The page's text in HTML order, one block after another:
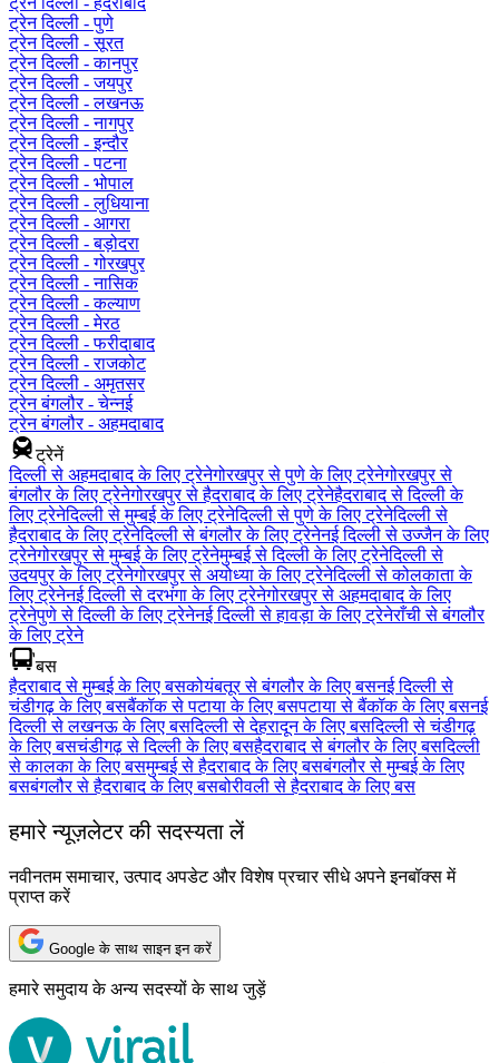
ट्रेन दिल्ली - पुणे
ट्रेन दिल्ली - सूरत
ट्रेन दिल्ली - कानपुर
ट्रेन दिल्ली - जयपुर
ट्रेन दिल्ली - लखनऊ
ट्रेन दिल्ली - नागपुर
ट्रेन दिल्ली - इन्दौर
ट्रेन दिल्ली - पटना
ट्रेन दिल्ली - भोपाल
ट्रेन दिल्ली - लुधियाना
ट्रेन दिल्ली - आगरा
ट्रेन दिल्ली - बड़ोदरा
ट्रेन दिल्ली - गोरखपुर
ट्रेन दिल्ली - नासिक
ट्रेन दिल्ली - कल्याण
ट्रेन दिल्ली - मेरठ
ट्रेन दिल्ली - फरीदाबाद
ट्रेन दिल्ली - राजकोट
ट्रेन दिल्ली - अमृतसर
ट्रेन बंगलौर - चेन्नई
ट्रेन बंगलौर - अहमदाबाद
ट्रेनें
दिल्ली से अहमदाबाद के लिए ट्रेनेगोरखपुर से पुणे के लिए ट्रेनेगोरखपुर से
बंगलौर के लिए ट्रेनेगोरखपुर से हैदराबाद के लिए ट्रेनेहैदराबाद से दिल्ली के
लिए ट्रेनेदिल्ली से मुम्बई के लिए ट्रेनेदिल्ली से पुणे के लिए ट्रेनेदिल्ली से
हैदराबाद के लिए ट्रेनेदिल्ली से बंगलौर के लिए ट्रेनेनई दिल्ली से उज्जैन के लिए
ट्रेनेगोरखपुर से मुम्बई के लिए ट्रेनेमुम्बई से दिल्ली के लिए ट्रेनेदिल्ली से
उदयपुर के लिए ट्रेनेगोरखपुर से अयोध्या के लिए ट्रेनेदिल्ली से कोलकाता के
लिए ट्रेनेनई दिल्ली से दरभंगा के लिए ट्रेनेगोरखपुर से अहमदाबाद के लिए
ट्रेनेपुणे से दिल्ली के लिए ट्रेनेनई दिल्ली से हावड़ा के लिए ट्रेनेराँची से बंगलौर
के लिए ट्रेने
बस
हैदराबाद से मुम्बई के लिए बसकोयंबतूर से बंगलौर के लिए बसनई दिल्ली से
चंडीगढ़ के लिए बसबैंकॉक से पटाया के लिए बसपटाया से बैंकॉक के लिए बसनई
दिल्ली से लखनऊ के लिए बसदिल्ली से देहरादून के लिए बसदिल्ली से चंडीगढ़
के लिए बसचंडीगढ़ से दिल्ली के लिए बसहैदराबाद से बंगलौर के लिए बसदिल्ली
से कालका के लिए बसमुम्बई से हैदराबाद के लिए बसबंगलौर से मुम्बई के लिए
बसबंगलौर से हैदराबाद के लिए बसबोरीवली से हैदराबाद के लिए बस
हमारे न्यूज़लेटर की सदस्यता लें
नवीनतम समाचार, उत्पाद अपडेट और विशेष प्रचार सीधे अपने इनबॉक्स में
प्राप्त करें
Google के साथ साइन इन करें
हमारे समुदाय के अन्य सदस्यों के साथ जुड़ें